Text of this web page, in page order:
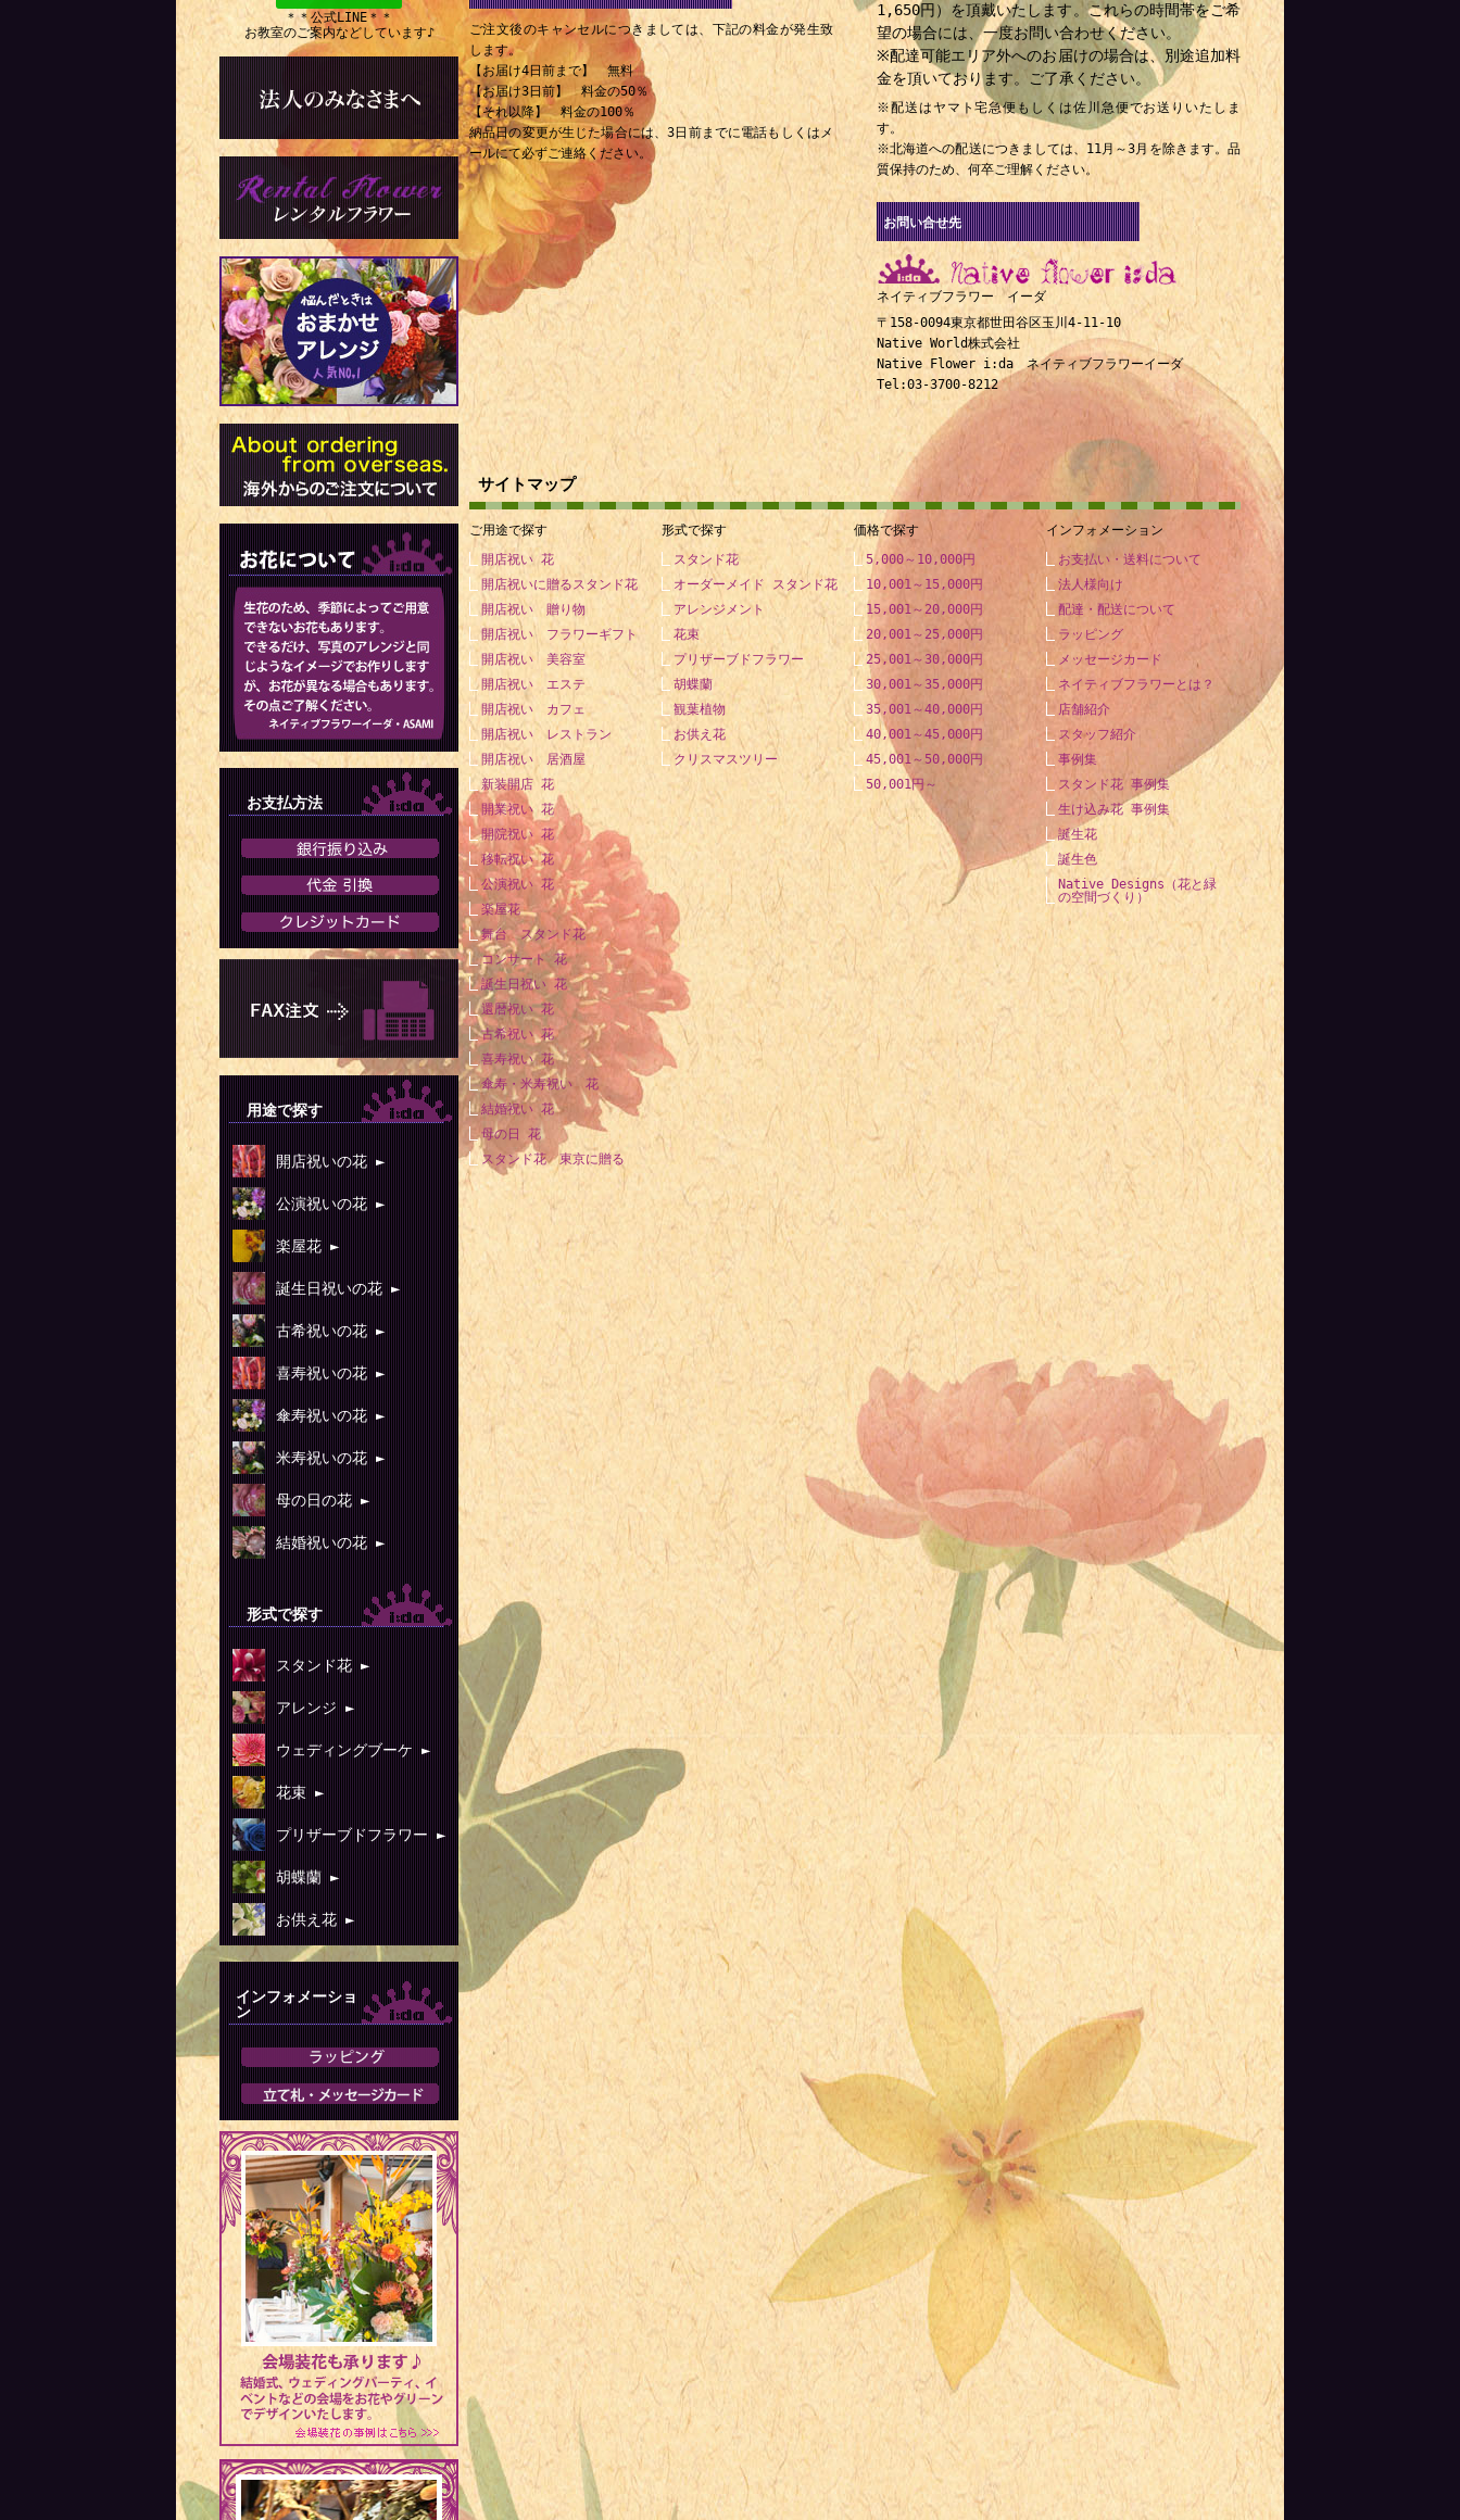
ご注文後のキャンセルにつきましては、下記の料金が発生致
します。
【お届け4日前まで】 無料
【お届け3日前】 料金の50％
【それ以降】 料金の100％
納品日の変更が生じた場合には、3日前までに電話もしくはメ
ールにて必ずご連絡ください。
1,650円）を頂戴いたします。これらの時間帯をご希
望の場合には、一度お問い合わせください。
※配達可能エリア外へのお届けの場合は、別途追加料
金を頂いております。ご了承ください。
※配送はヤマト宅急便もしくは佐川急便でお送りいたしま
す。
※北海道への配送につきましては、11月～3月を除きます。品
質保持のため、何卒ご理解ください。
お問い合せ先
ネイティブフラワー イーダ
〒158-0094東京都世田谷区玉川4-11-10
Native World株式会社
Native Flower i:da ネイティブフラワーイーダ
Tel:03-3700-8212
サイトマップ
ご用途で探す
開店祝い 花
開店祝いに贈るスタンド花
開店祝い 贈り物
開店祝い フラワーギフト
開店祝い 美容室
開店祝い エステ
開店祝い カフェ
開店祝い レストラン
開店祝い 居酒屋
新装開店 花
開業祝い 花
開院祝い 花
移転祝い 花
公演祝い 花
楽屋花
舞台 スタンド花
コンサート 花
誕生日祝い 花
還暦祝い 花
古希祝い 花
喜寿祝い 花
傘寿・米寿祝い 花
結婚祝い 花
母の日 花
スタンド花 東京に贈る
形式で探す
スタンド花
オーダーメイド スタンド花
アレンジメント
花束
プリザーブドフラワー
胡蝶蘭
観葉植物
お供え花
クリスマスツリー
価格で探す
5,000～10,000円
10,001～15,000円
15,001～20,000円
20,001～25,000円
25,001～30,000円
30,001～35,000円
35,001～40,000円
40,001～45,000円
45,001～50,000円
50,001円～
インフォメーション
お支払い・送料について
法人様向け
配達・配送について
ラッピング
メッセージカード
ネイティブフラワーとは？
店舗紹介
スタッフ紹介
事例集
スタンド花 事例集
生け込み花 事例集
誕生花
誕生色
Native Designs（花と緑
の空間づくり）
＊＊公式LINE＊＊
お教室のご案内などしています♪
お支払方法
用途で探す
開店祝いの花 ►
公演祝いの花 ►
楽屋花 ►
誕生日祝いの花 ►
古希祝いの花 ►
喜寿祝いの花 ►
傘寿祝いの花 ►
米寿祝いの花 ►
母の日の花 ►
結婚祝いの花 ►
形式で探す
スタンド花 ►
アレンジ ►
ウェディングブーケ ►
花束 ►
プリザーブドフラワー ►
胡蝶蘭 ►
お供え花 ►
インフォメーショ
ン